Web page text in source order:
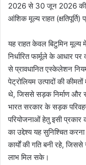
2026 से 30 जून 2026 की
आंशिक मूल्य राहत (क्षतिपूर्ति)
यह राहत केवल बिटुमिन मूल्य
निर्धारित फार्मूले के आधार
से प्रावधानित एस्केलेशन
पेट्रोलियम उत्पादों की
थे, जिससे सड़क निर्माण और
भारत सरकार के सड़क परिवहन
परियोजनाओं हेतु इसी प्रकार
का उद्देश्य यह सुनिश्चित
कार्यों की गति बनी रहे, जिससे
लाभ मिल सके।